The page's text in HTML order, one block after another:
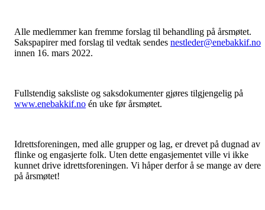
Alle medlemmer kan fremme forslag til behandling på årsmøtet.
Sakspapirer med forslag til vedtak sendes nestleder@enebakkif.no
innen 16. mars 2022.
Fullstendig saksliste og saksdokumenter gjøres tilgjengelig på
www.enebakkif.no én uke før årsmøtet.
Idrettsforeningen, med alle grupper og lag, er drevet på dugnad av
flinke og engasjerte folk. Uten dette engasjementet ville vi ikke
kunnet drive idrettsforeningen. Vi håper derfor å se mange av dere
på årsmøtet!